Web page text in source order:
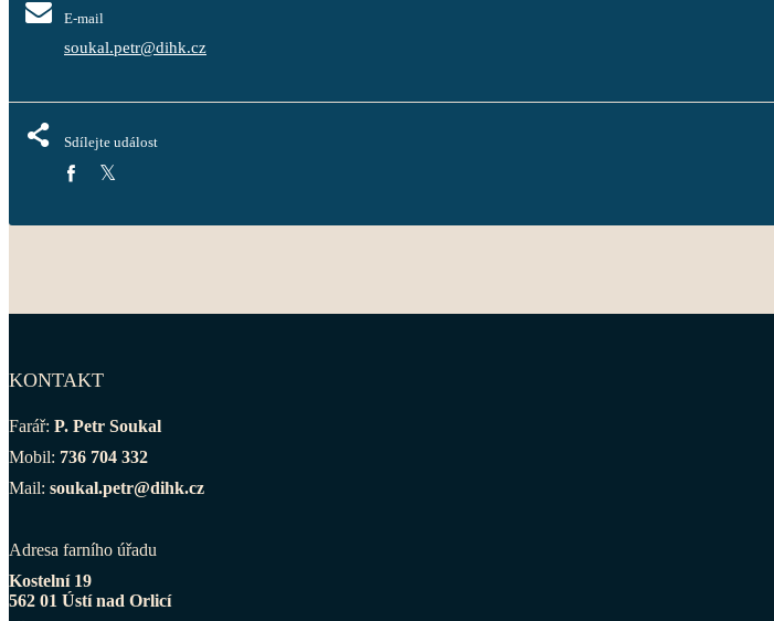
E-mail
soukal.petr@dihk.cz
Sdílejte událost
KONTAKT
Farář: P. Petr Soukal
Mobil: 736 704 332
Mail: soukal.petr@dihk.cz
Adresa farního úřadu
Kostelní 19
562 01 Ústí nad Orlicí